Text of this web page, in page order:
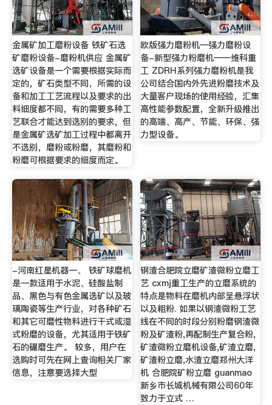
金属矿加工磨粉设备 铁矿石选
矿磨粉设备-磨粉机供应 金属矿
选矿设备是一个需要根据实际而
定的，矿石类型不同，所需的设
备和加工工艺流程以及要求的出
料细度都不同，有的需要多种工
艺联合才能达到选别的要求，但
是金属矿选矿加工过程中都离开
不选别，磨粉或粉磨，其磨粉和
粉磨可根据要求的细度而定。
欧版强力磨粉机—强力磨粉设
备-新型强力粉磨机——维科重
工 ZDRH系列强力磨粉机是我
公司结合国内外先进粉磨技术及
大量客户现场的使用经验，汇集
高性能参数配置，全新升级推出
的高端、高产、节能、环保、强
力型设备。
-河南红星机器一、 铁矿球磨机
是一款适用于水泥、硅酸盐制
品、黑色与有色金属选矿以及玻
璃陶瓷等生产行业，对各种矿石
和其它可磨性物料进行干式或湿
式粉磨的设备，尤其适用于铁矿
石的碾磨生产。 较多，用户在
选购时可先在网上查询相关厂家
信息，注意要选择大型
钢渣合肥院立磨矿渣微粉立磨工
艺 cxmj重工生产的立磨系统的
特点是物料在磨机内部呈悬浮状
以及粗粉. 如果以钢渣微粉工艺
线在不同的时段分别粉磨钢渣微
粉及矿渣粉,再配制生产复合粉,
矿渣微粉立磨机设备,矿渣立磨,
矿渣粉立磨,水渣立磨郑州大洋
机 合肥院矿粉立磨 guanmao
新乡市长城机械有限公司60年
致力于立式 …